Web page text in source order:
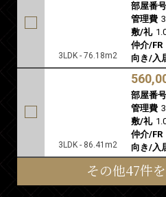
3LDK - 76.18m2
部屋番号
管理費
敷/礼
仲介/FR
向き/入
3LDK - 86.41m2
部屋番号
管理費
敷/礼
仲介/FR
向き/入
その他47件